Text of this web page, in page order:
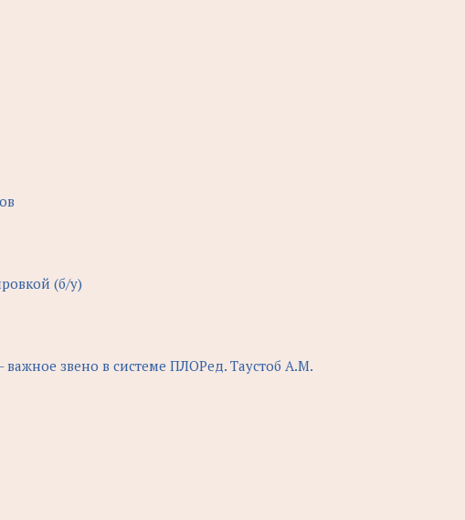
(б/у)
звено в системе ПЛОРед. Таустоб А.М.